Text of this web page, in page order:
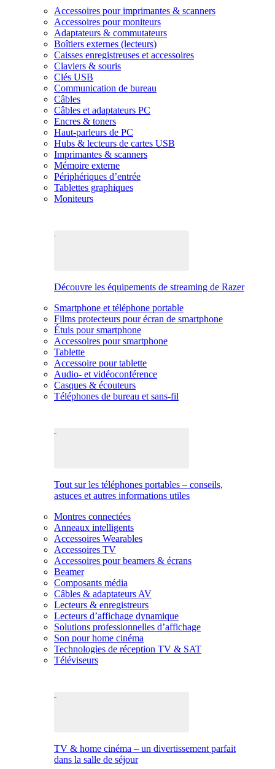
Accessoires pour imprimantes & scanners
Accessoires pour moniteurs
Adaptateurs & commutateurs
Boîtiers externes (lecteurs)
Caisses enregistreuses et accessoires
Claviers & souris
Clés USB
Communication de bureau
Câbles
Câbles et adaptateurs PC
Encres & toners
Haut-parleurs de PC
Hubs & lecteurs de cartes USB
Imprimantes & scanners
Mémoire externe
Périphériques d’entrée
Tablettes graphiques
Moniteurs
Découvre les équipements de streaming de Razer
Smartphone et téléphone portable
Films protecteurs pour écran de smartphone
Étuis pour smartphone
Accessoires pour smartphone
Tablette
Accessoire pour tablette
Audio- et vidéoconférence
Casques & écouteurs
Téléphones de bureau et sans-fil
Tout sur les téléphones portables – conseils,
astuces et autres informations utiles
Montres connectées
Anneaux intelligents
Accessoires Wearables
Accessoires TV
Accessoires pour beamers & écrans
Beamer
Composants média
Câbles & adaptateurs AV
Lecteurs & enregistreurs
Lecteurs d’affichage dynamique
Solutions professionnelles d’affichage
Son pour home cinéma
Technologies de réception TV & SAT
Téléviseurs
TV & home cinéma – un divertissement parfait
dans la salle de séjour